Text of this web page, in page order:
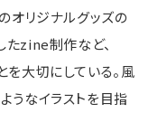
オリジナルグッズの
zine制作など、
を大切にしている。風
うなイラストを目指